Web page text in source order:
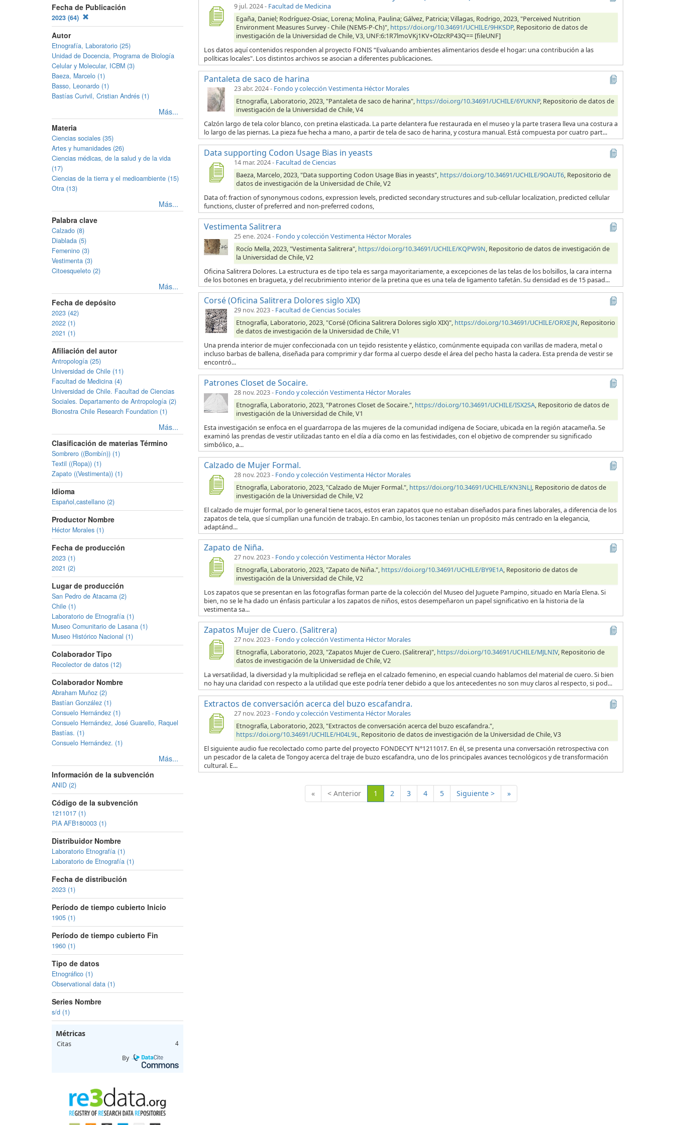
Fecha de Publicación
2023 (64)
Autor
Etnografía, Laboratorio (25)
Unidad de Docencia, Programa de Biología
Celular y Molecular, ICBM (3)
Baeza, Marcelo (1)
Basso, Leonardo (1)
Bastías Curivil, Cristian Andrés (1)
Más...
Materia
Ciencias sociales (35)
Artes y humanidades (26)
Ciencias médicas, de la salud y de la vida
(17)
Ciencias de la tierra y el medioambiente (15)
Otra (13)
Más...
Palabra clave
Calzado (8)
Diablada (5)
Femenino (3)
Vestimenta (3)
Citoesqueleto (2)
Más...
Fecha de depósito
2023 (42)
2022 (1)
2021 (1)
Afiliación del autor
Antropología (25)
Universidad de Chile (11)
Facultad de Medicina (4)
Universidad de Chile. Facultad de Ciencias
Sociales. Departamento de Antropología (2)
Bionostra Chile Research Foundation (1)
Más...
Clasificación de materias Término
Sombrero ((Bombín)) (1)
Textil ((Ropa)) (1)
Zapato ((Vestimenta)) (1)
Idioma
Español,castellano (2)
Productor Nombre
Héctor Morales (1)
Fecha de producción
2023 (1)
2021 (2)
Lugar de producción
San Pedro de Atacama (2)
Chile (1)
Laboratorio de Etnografía (1)
Museo Comunitario de Lasana (1)
Museo Histórico Nacional (1)
Colaborador Tipo
Recolector de datos (12)
Colaborador Nombre
Abraham Muñoz (2)
Bastían González (1)
Consuelo Hernández (1)
Consuelo Hernández, José Guarello, Raquel
Bastías. (1)
Consuelo Hernández. (1)
Más...
Información de la subvención
ANID (2)
Código de la subvención
1211017 (1)
PIA AFB180003 (1)
Distribuidor Nombre
Laboratorio Etnografía (1)
Laboratorio de Etnografía (1)
Fecha de distribución
2023 (1)
Período de tiempo cubierto Inicio
1905 (1)
Período de tiempo cubierto Fin
1960 (1)
Tipo de datos
Etnográfico (1)
Observational data (1)
Series Nombre
s/d (1)
Métricas
Citas 4
By
9 jul. 2024- Facultad de Medicina
Egaña, Daniel; Rodríguez-Osiac, Lorena; Molina, Paulina; Gálvez, Patricia; Villagas, Rodrigo, 2023, "Perceived Nutrition
Environment Measures Survey - Chile (NEMS-P-Ch)", https://doi.org/10.34691/UCHILE/9HKSDP, Repositorio de datos de
investigación de la Universidad de Chile, V3, UNF:6:1R7lmoVKj1KV+OIzcRP43Q== [fileUNF]
Los datos aquí contenidos responden al proyecto FONIS “Evaluando ambientes alimentarios desde el hogar: una contribución a las
políticas locales". Los distintos archivos se asocian a diferentes publicaciones.
Pantaleta de saco de harina
23 abr. 2024- Fondo y colección Vestimenta Héctor Morales
Etnografía, Laboratorio, 2023, "Pantaleta de saco de harina", https://doi.org/10.34691/UCHILE/6YUKNP, Repositorio de datos de
investigación de la Universidad de Chile, V4
Calzón largo de tela color blanco, con pretina elasticada. La parte delantera fue restaurada en el museo y la parte trasera lleva una costura a
lo largo de las piernas. La pieza fue hecha a mano, a partir de tela de saco de harina, y costura manual. Está compuesta por cuatro part...
Data supporting Codon Usage Bias in yeasts
14 mar. 2024- Facultad de Ciencias
Baeza, Marcelo, 2023, "Data supporting Codon Usage Bias in yeasts", https://doi.org/10.34691/UCHILE/9OAUT6, Repositorio de
datos de investigación de la Universidad de Chile, V2
Data of: fraction of synonymous codons, expression levels, predicted secondary structures and sub-cellular localization, predicted cellular
functions, cluster of preferred and non-preferred codons,
Vestimenta Salitrera
25 ene. 2024- Fondo y colección Vestimenta Héctor Morales
Rocío Mella, 2023, "Vestimenta Salitrera", https://doi.org/10.34691/UCHILE/KQPW9N, Repositorio de datos de investigación de
la Universidad de Chile, V2
Oficina Salitrera Dolores. La estructura es de tipo tela es sarga mayoritariamente, a excepciones de las telas de los bolsillos, la cara interna
de los botones en bragueta, y del recubrimiento interior de la pretina que es una tela de ligamento tafetán. Su densidad es de 15 pasad...
Corsé (Oficina Salitrera Dolores siglo XIX)
29 nov. 2023- Facultad de Ciencias Sociales
Etnografía, Laboratorio, 2023, "Corsé (Oficina Salitrera Dolores siglo XIX)", https://doi.org/10.34691/UCHILE/ORXEJN, Repositorio
de datos de investigación de la Universidad de Chile, V1
Una prenda interior de mujer confeccionada con un tejido resistente y elástico, comúnmente equipada con varillas de madera, metal o
incluso barbas de ballena, diseñada para comprimir y dar forma al cuerpo desde el área del pecho hasta la cadera. Esta prenda de vestir se
encontró...
Patrones Closet de Socaire.
28 nov. 2023- Fondo y colección Vestimenta Héctor Morales
Etnografía, Laboratorio, 2023, "Patrones Closet de Socaire.", https://doi.org/10.34691/UCHILE/ISX2SA, Repositorio de datos de
investigación de la Universidad de Chile, V1
Esta investigación se enfoca en el guardarropa de las mujeres de la comunidad indígena de Sociare, ubicada en la región atacameña. Se
examinó las prendas de vestir utilizadas tanto en el día a día como en las festividades, con el objetivo de comprender su significado
simbólico, a...
Calzado de Mujer Formal.
28 nov. 2023- Fondo y colección Vestimenta Héctor Morales
Etnografía, Laboratorio, 2023, "Calzado de Mujer Formal.", https://doi.org/10.34691/UCHILE/KN3NLJ, Repositorio de datos de
investigación de la Universidad de Chile, V2
El calzado de mujer formal, por lo general tiene tacos, estos eran zapatos que no estaban diseñados para fines laborales, a diferencia de los
zapatos de tela, que sí cumplían una función de trabajo. En cambio, los tacones tenían un propósito más centrado en la elegancia,
adaptánd...
Zapato de Niña.
27 nov. 2023- Fondo y colección Vestimenta Héctor Morales
Etnografía, Laboratorio, 2023, "Zapato de Niña.", https://doi.org/10.34691/UCHILE/BY9E1A, Repositorio de datos de
investigación de la Universidad de Chile, V2
Los zapatos que se presentan en las fotografías forman parte de la colección del Museo del Juguete Pampino, situado en María Elena. Si
bien, no se le ha dado un énfasis particular a los zapatos de niños, estos desempeñaron un papel significativo en la historia de la
vestimenta sa...
Zapatos Mujer de Cuero. (Salitrera)
27 nov. 2023- Fondo y colección Vestimenta Héctor Morales
Etnografía, Laboratorio, 2023, "Zapatos Mujer de Cuero. (Salitrera)", https://doi.org/10.34691/UCHILE/MJLNIV, Repositorio de
datos de investigación de la Universidad de Chile, V2
La versatilidad, la diversidad y la multiplicidad se refleja en el calzado femenino, en especial cuando hablamos del material de cuero. Si bien
no hay una claridad con respecto a la utilidad que este podría tener debido a que los antecedentes no son muy claros al respecto, si pod...
Extractos de conversación acerca del buzo escafandra.
27 nov. 2023- Fondo y colección Vestimenta Héctor Morales
Etnografía, Laboratorio, 2023, "Extractos de conversación acerca del buzo escafandra.",
https://doi.org/10.34691/UCHILE/H04L9L, Repositorio de datos de investigación de la Universidad de Chile, V3
El siguiente audio fue recolectado como parte del proyecto FONDECYT N°1211017. En él, se presenta una conversación retrospectiva con
un pescador de la caleta de Tongoy acerca del traje de buzo escafandra, uno de los principales avances tecnológicos y de transformación
cultural. E...
« < Anterior 1 (Actual)
2 3 4 5 Siguiente > »